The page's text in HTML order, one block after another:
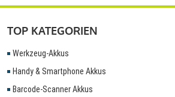
TOP KATEGORIEN
Werkzeug-Akkus
Handy & Smartphone Akkus
Barcode-Scanner Akkus